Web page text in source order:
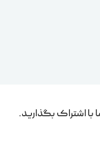
با اشتراک بگذارید.